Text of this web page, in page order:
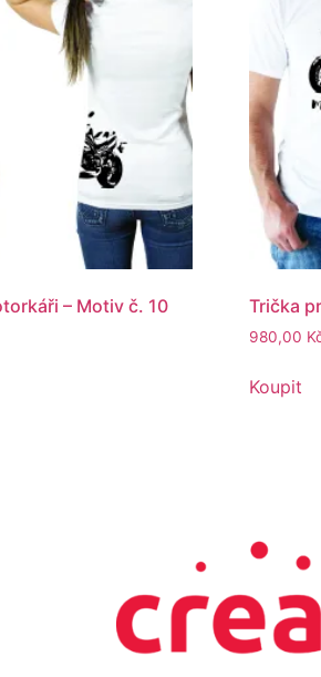
– Motiv č. 10 Trička
980,00
Koupit